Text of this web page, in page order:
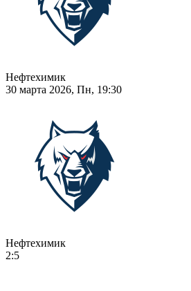
Нефтехимик
30 марта 2026, Пн, 19:30
Нефтехимик
2:5